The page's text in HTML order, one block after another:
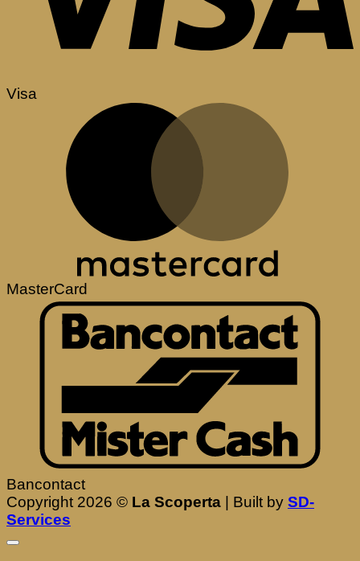
Visa
MasterCard
Bancontact
Copyright 2026 © La Scoperta | Built by SD-
Services